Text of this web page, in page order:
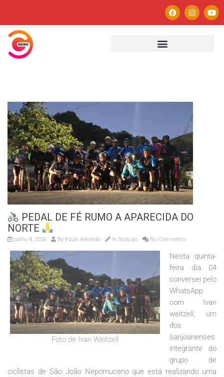
PEDAL DE FÉ RUMO A APARECIDA DO
NORTE
junho 4, 2026 By Paulo Avezedo In Noticias No Comments
Foto de Ivan Weitzell
Nesta quinta-
feira dia 04
conversei pelo
WhatsApp
com Ivan
weitzell, um
dos
sanjoanenses
integrante do
grupo de
ciclistas de São João Nepomuceno que está realizando uma